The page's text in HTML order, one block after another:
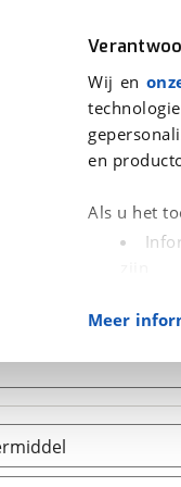
Wij en
en
Als u het
Met
Meer
Auto
Kampeervoertuigen
1